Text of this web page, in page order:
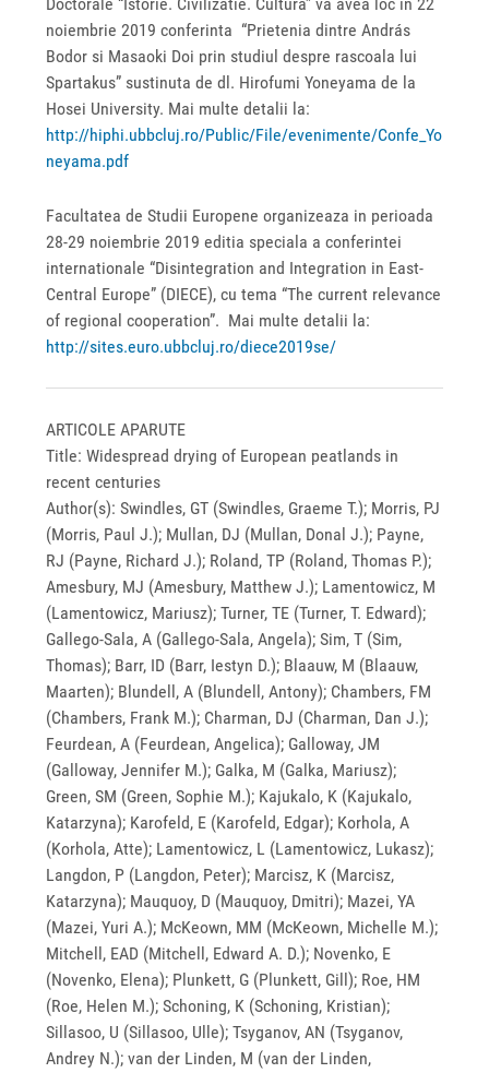
noiembrie 2019 conferinta “Prietenia dintre András
Bodor si Masaoki Doi prin studiul despre rascoala lui
Spartakus” sustinuta de dl. Hirofumi Yoneyama de la
Hosei University. Mai multe detalii la:
http://hiphi.ubbcluj.ro/Public/File/evenimente/Confe_Yo
neyama.pdf
Facultatea de Studii Europene organizeaza in perioada
28-29 noiembrie 2019 editia speciala a conferintei
internationale “Disintegration and Integration in East-
Central Europe” (DIECE), cu tema “The current relevance
of regional cooperation”. Mai multe detalii la:
http://sites.euro.ubbcluj.ro/diece2019se/
ARTICOLE APARUTE
Title: Widespread drying of European peatlands in
recent centuries
Author(s): Swindles, GT (Swindles, Graeme T.); Morris, PJ
(Morris, Paul J.); Mullan, DJ (Mullan, Donal J.); Payne,
RJ (Payne, Richard J.); Roland, TP (Roland, Thomas P.);
Amesbury, MJ (Amesbury, Matthew J.); Lamentowicz, M
(Lamentowicz, Mariusz); Turner, TE (Turner, T. Edward);
Gallego-Sala, A (Gallego-Sala, Angela); Sim, T (Sim,
Thomas); Barr, ID (Barr, Iestyn D.); Blaauw, M (Blaauw,
Maarten); Blundell, A (Blundell, Antony); Chambers, FM
(Chambers, Frank M.); Charman, DJ (Charman, Dan J.);
Feurdean, A (Feurdean, Angelica); Galloway, JM
(Galloway, Jennifer M.); Galka, M (Galka, Mariusz);
Green, SM (Green, Sophie M.); Kajukalo, K (Kajukalo,
Katarzyna); Karofeld, E (Karofeld, Edgar); Korhola, A
(Korhola, Atte); Lamentowicz, L (Lamentowicz, Lukasz);
Langdon, P (Langdon, Peter); Marcisz, K (Marcisz,
Katarzyna); Mauquoy, D (Mauquoy, Dmitri); Mazei, YA
(Mazei, Yuri A.); McKeown, MM (McKeown, Michelle M.);
Mitchell, EAD (Mitchell, Edward A. D.); Novenko, E
(Novenko, Elena); Plunkett, G (Plunkett, Gill); Roe, HM
(Roe, Helen M.); Schoning, K (Schoning, Kristian);
Sillasoo, U (Sillasoo, Ulle); Tsyganov, AN (Tsyganov,
Andrey N.); van der Linden, M (van der Linden,